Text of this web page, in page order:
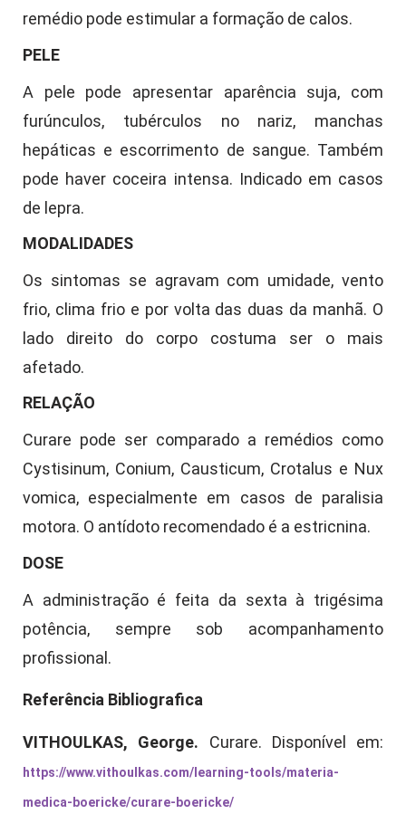
remédio pode estimular a formação de calos.
PELE
A pele pode apresentar aparência suja, com
furúnculos, tubérculos no nariz, manchas
hepáticas e escorrimento de sangue. Também
pode haver coceira intensa. Indicado em casos
de lepra.
MODALIDADES
Os sintomas se agravam com umidade, vento
frio, clima frio e por volta das duas da manhã. O
lado direito do corpo costuma ser o mais
afetado.
RELAÇÃO
Curare pode ser comparado a remédios como
Cystisinum, Conium, Causticum, Crotalus e Nux
vomica, especialmente em casos de paralisia
motora. O antídoto recomendado é a estricnina.
DOSE
A administração é feita da sexta à trigésima
potência, sempre sob acompanhamento
profissional.
Referência Bibliografica
VITHOULKAS, George. Curare. Disponível em:
https://www.vithoulkas.com/learning-tools/materia-
medica-boericke/curare-boericke/